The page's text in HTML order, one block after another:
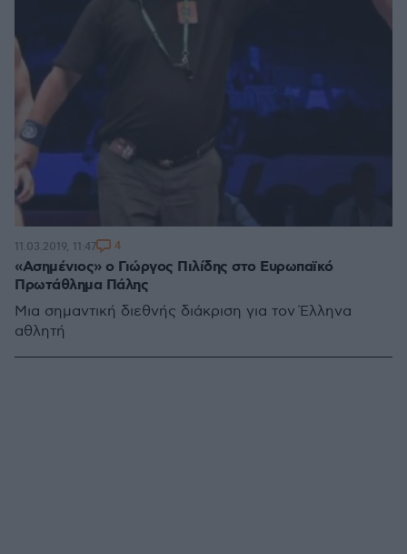
«Ασημένιος» ο Γιώργος Πιλίδης στο Ευρωπαϊκό
Πρωτάθλημα Πάλης
Μια σημαντική διεθνής διάκριση για τον Έλληνα
αθλητή
11.03.2019, 11:47 4